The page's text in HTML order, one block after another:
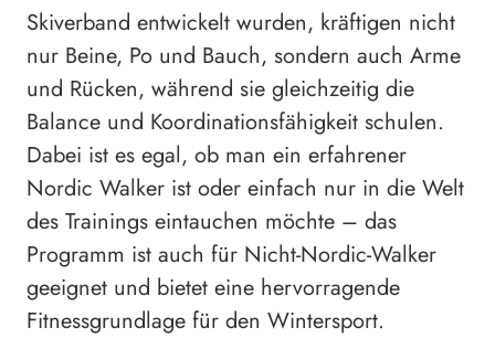
Skiverband entwickelt wurden, kräftigen nicht
nur Beine, Po und Bauch, sondern auch Arme
und Rücken, während sie gleichzeitig die
Balance und Koordinationsfähigkeit schulen.
Dabei ist es egal, ob man ein erfahrener
Nordic Walker ist oder einfach nur in die Welt
des Trainings eintauchen möchte – das
Programm ist auch für Nicht-Nordic-Walker
geeignet und bietet eine hervorragende
Fitnessgrundlage für den Wintersport.